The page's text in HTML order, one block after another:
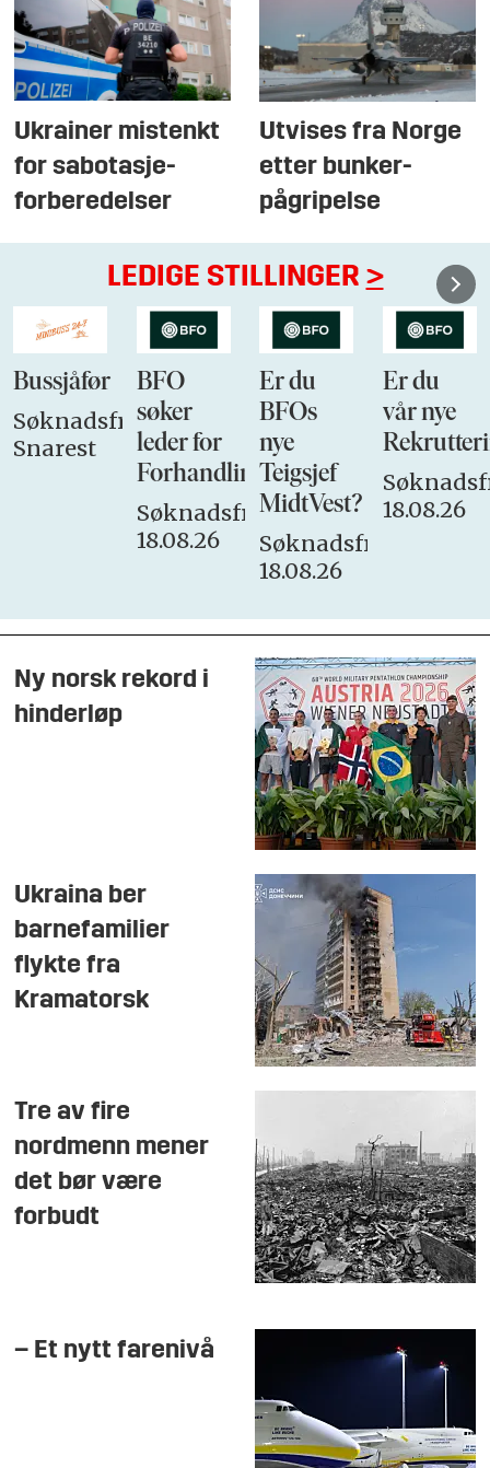
Ukrainer mistenkt
for sabotasje-
forberedelser
Utvises fra Norge
etter bunker-
pågripelse
LEDIGE STILLINGER >
Bussjåfør
Søknadsfrist:
Snarest
BFO
søker
leder for
Forhandlingsutvalget
Søknadsfrist:
18.08.26
Er du
BFOs
nye
Teigsjef
MidtVest?
Søknadsfrist:
18.08.26
Er du
vår nye
18.08.26
Ny norsk rekord i
hinderløp
Ukraina ber
barnefamilier
flykte fra
Kramatorsk
Tre av fire
nordmenn mener
det bør være
forbudt
– Et nytt farenivå